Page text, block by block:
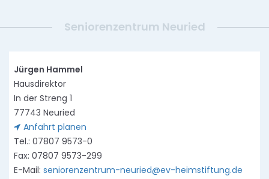
Seniorenzentrum Neuried
Jürgen Hammel
Hausdirektor
In der Streng 1
77743 Neuried
Anfahrt planen
Tel.: 07807 9573-0
Fax: 07807 9573-299
E-Mail: seniorenzentrum-neuried@ev-heimstiftung.de